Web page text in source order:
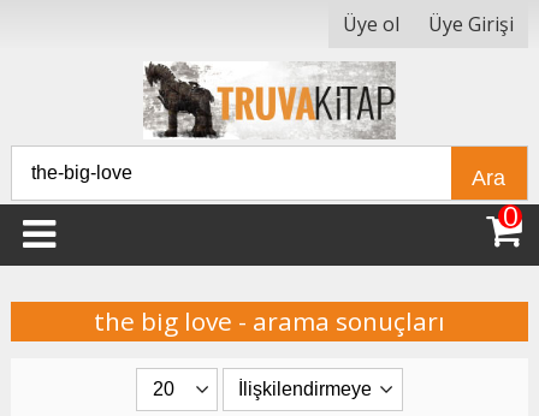
Üye ol Üye Girişi
Ara
0
the big love - arama sonuçları